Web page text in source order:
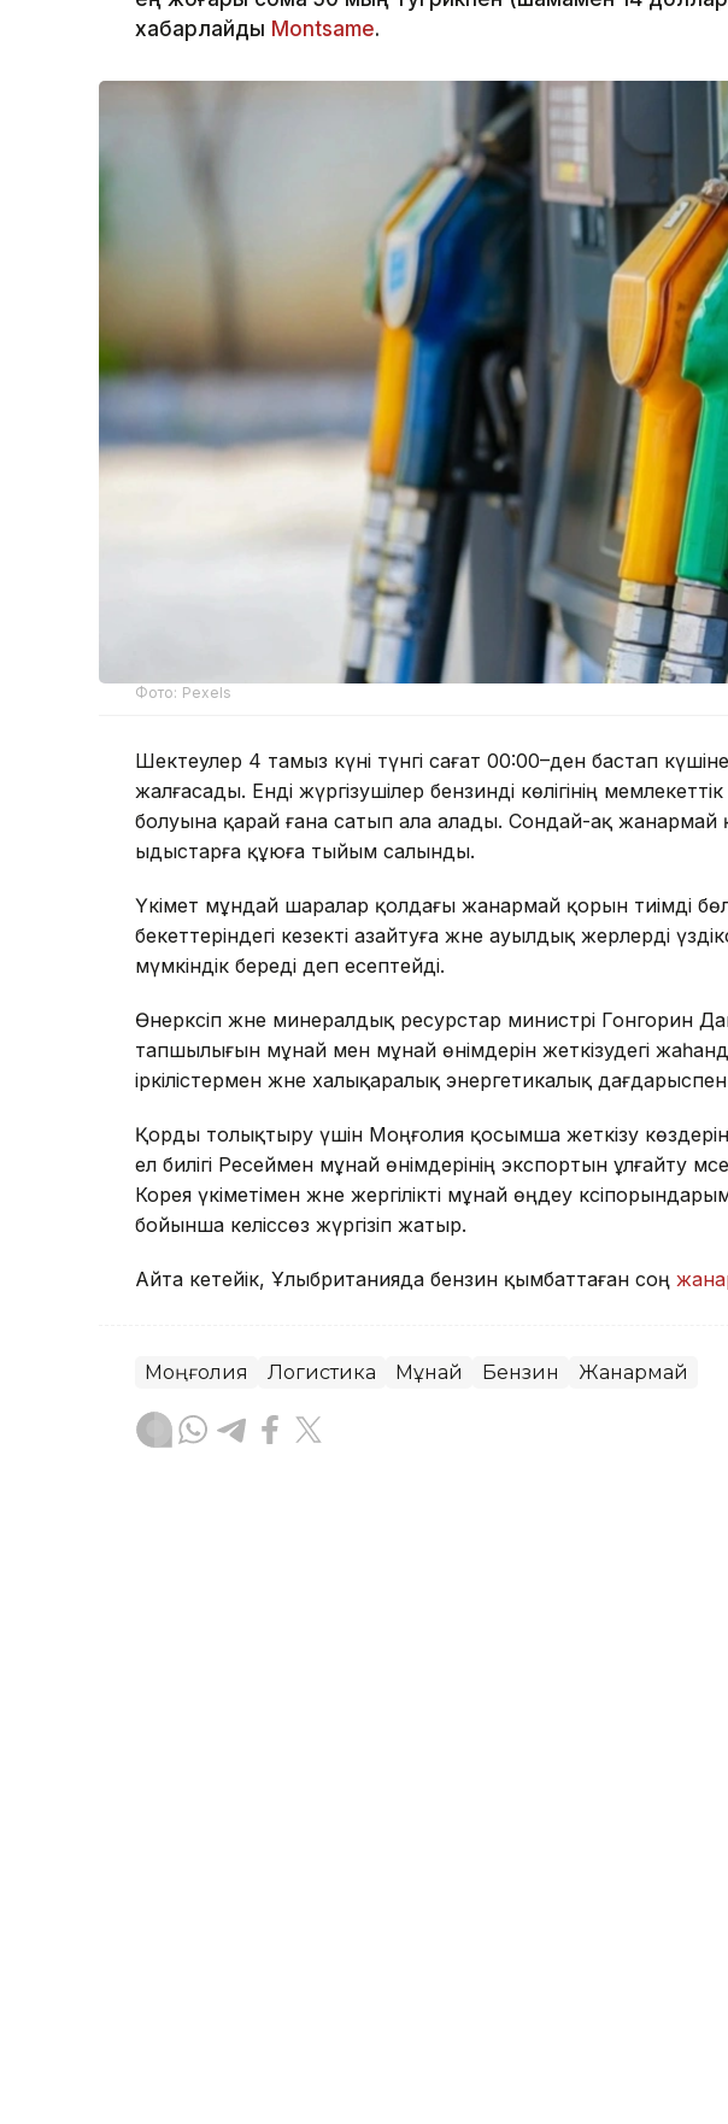
хабарлайды Montsame.
Фото: Pexels
Шектеулер 4 тамыз күні түнгі сағат 00:00–ден бастап
жалғасады. Енді жүргізушілер бензинді көлігінің
болуына қарай ғана сатып ала алады. Сондай-ақ жанармай
ыдыстарға құюға тыйым салынды.
Үкімет мұндай шаралар қолдағы жанармай қорын тиімді
бекеттеріндегі кезекті азайтуға және ауылдық жерлерді
мүмкіндік береді деп есептейді.
Өнеркәсіп және минералдық ресурстар министрі Гонгорин
тапшылығын мұнай мен мұнай өнімдерін жеткізудегі
іркілістермен және халықаралық энергетикалық
Қорды толықтыру үшін Моңғолия қосымша жеткізу көздерін
ел билігі Ресеймен мұнай өнімдерінің экспортын ұлғайту
Корея үкіметімен және жергілікті мұнай өңдеу
бойынша келіссөз жүргізіп жатыр.
Айта кетейік, Ұлыбританияда бензин қымбаттаған соң
Моңғолия Логистика Мұнай Бензин Жанармай